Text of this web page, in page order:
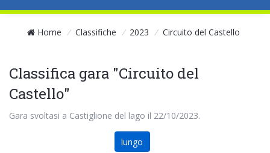
Home / Classifiche / 2023 / Circuito del Castello
Classifica gara "Circuito del
Castello"
Gara svoltasi a Castiglione del lago il 22/10/2023.
lungo